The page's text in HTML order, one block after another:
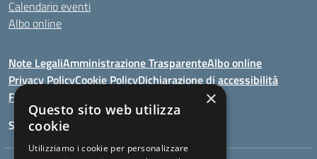
Calendario eventi
Albo online
Note LegaliAmministrazione TrasparenteAlbo online
Privacy PolicyCookie PolicyDichiarazione di accessibilità
Feedback
Seguici su:
×
Questo sito web utilizza
cookie
Utilizziamo i cookie per personalizzare